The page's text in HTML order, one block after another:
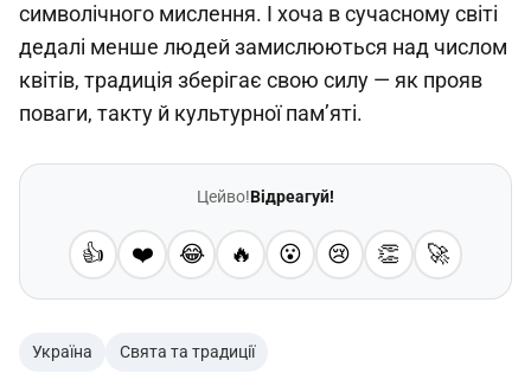
символічного мислення. І хоча в сучасному світі
дедалі менше людей замислюються над числом
квітів, традиція зберігає свою силу — як прояв
поваги, такту й культурної пам’яті.
Цейво!Відреагуй!
👍 ❤️ 😂 🔥 😮 😢 👏 🚀
Україна Свята та традиції